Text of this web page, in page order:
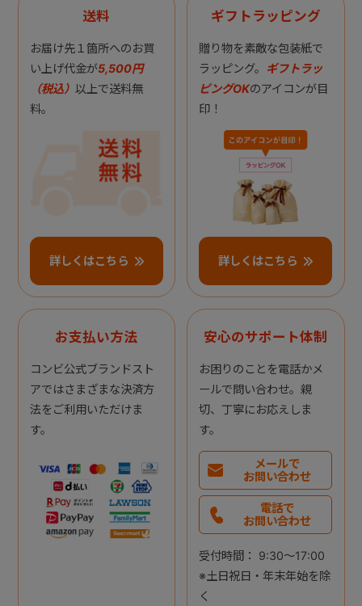
送料
お届け先１箇所へのお買
い上げ代金が5,500円
（税込） 以上で送料無
料。
詳しくはこちら
ギフトラッピング
贈り物を素敵な包装紙で
ラッピング。 ギフトラッ
ピングOKのアイコンが目
印！
詳しくはこちら
お支払い方法
コンビ公式ブランドスト
アではさまざまな決済方
法をご利用いただけま
す。
安心のサポート体制
お困りのことを電話かメ
ールで問い合わせ。親
切、丁寧にお応えしま
す。
メールで
お問い合わせ
電話で
お問い合わせ
受付時間： 9:30～17:00
※土日祝日・年末年始を除
く